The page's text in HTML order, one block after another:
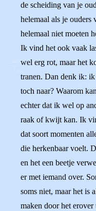
de scheiding van je
helemaal als je
helemaal niet moeten
Ik vind het ook vaak
wel erg rot, maar het
tranen. Dan denk ik:
toch naar? Waarom
echter dat ik wel op
raak of kwijt kan. Ik
dat soort momenten
die herkenbaar voelt.
en het een beetje
er met iemand over.
soms niet, maar het is
maken door het